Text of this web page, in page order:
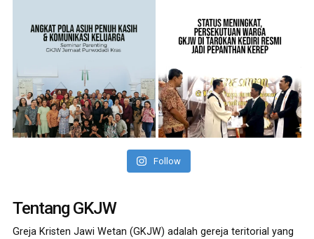
Follow
Tentang GKJW
Greja Kristen Jawi Wetan (GKJW) adalah gereja teritorial yang